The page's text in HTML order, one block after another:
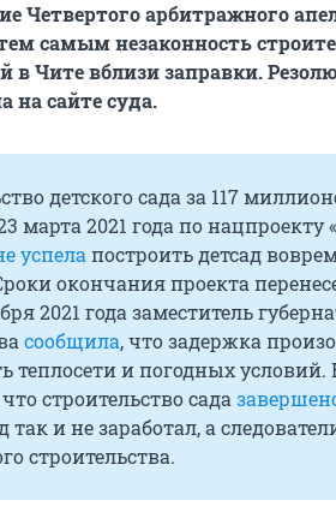
Четвертого арбитражного
самым незаконность
в Чите вблизи заправки.
на сайте суда.
детского сада за 117
марта 2021 года по
успела построить детсад
окончания проекта
2021 года заместитель
сообщила, что задержка
теплосети и погодных
строительство сада
так и не заработал, а
строительства.